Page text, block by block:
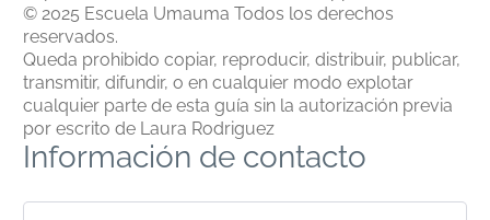
© 2025 Escuela Umauma Todos los derechos
reservados.
Queda prohibido copiar, reproducir, distribuir, publicar,
transmitir, difundir, o en cualquier modo explotar
cualquier parte de esta guía sin la autorización previa
por escrito de Laura Rodriguez
Información de contacto